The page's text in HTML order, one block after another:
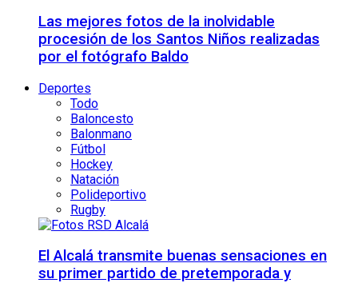
Las mejores fotos de la inolvidable
procesión de los Santos Niños realizadas
por el fotógrafo Baldo
Deportes
Todo
Baloncesto
Balonmano
Fútbol
Hockey
Natación
Polideportivo
Rugby
El Alcalá transmite buenas sensaciones en
su primer partido de pretemporada y